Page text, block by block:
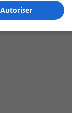
Autoriser